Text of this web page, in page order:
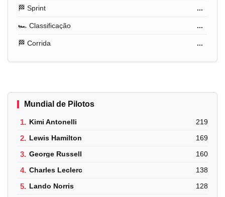
🏁 Sprint ...
🏎️ Classificação ...
🏁 Corrida ...
Mundial de Pilotos
1. Kimi Antonelli 219
2. Lewis Hamilton 169
3. George Russell 160
4. Charles Leclerc 138
5. Lando Norris 128